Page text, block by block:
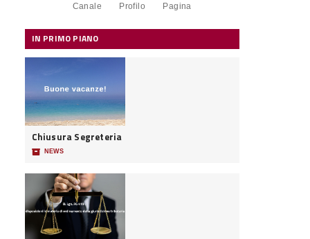
Canale Profilo Pagina
IN PRIMO PIANO
Chiusura Segreteria
📦 NEWS